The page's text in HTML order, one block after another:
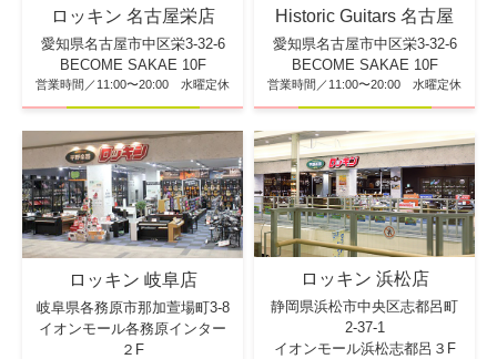
ロッキン 名古屋栄店
愛知県名古屋市中区栄3-32-6
BECOME SAKAE 10F
営業時間／11:00〜20:00 水曜定休
Historic Guitars 名古屋
愛知県名古屋市中区栄3-32-6
BECOME SAKAE 10F
営業時間／11:00〜20:00 水曜定休
ロッキン 岐阜店
岐阜県各務原市那加萱場町3-8
イオンモール各務原インター
２F
ロッキン 浜松店
静岡県浜松市中央区志都呂町
2-37-1
イオンモール浜松志都呂３F